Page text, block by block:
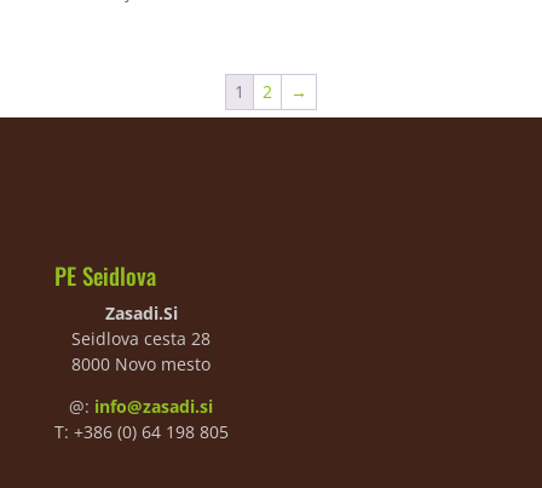
1 2 →
PE Seidlova
Zasadi.Si
Seidlova cesta 28
8000 Novo mesto
@: info@zasadi.si
T: +386 (0) 64 198 805